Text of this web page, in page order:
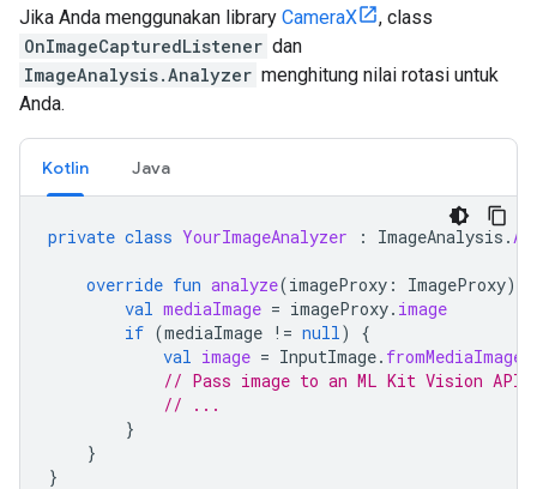
Jika Anda menggunakan library CameraX
, class
OnImageCapturedListener dan
ImageAnalysis.Analyzer menghitung nilai rotasi untuk
Anda.
Kotlin Java
private class YourImageAnalyzer : ImageAnalysis .
override fun analyze(imageProxy : ImageProxy)
val mediaImage = imageProxy. image
if (mediaImage != null)
{
val image = InputImage. fromMediaImage
// Pass image to an ML Kit Vision API
// ...
}
}
}